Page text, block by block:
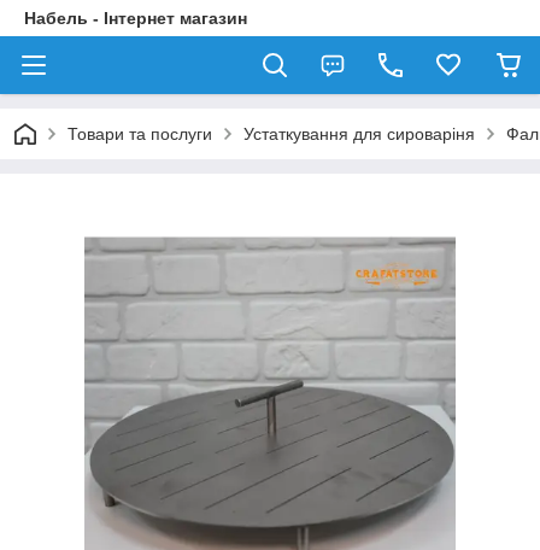
Набель - Інтернет магазин
Товари та послуги Устаткування для сироваріня